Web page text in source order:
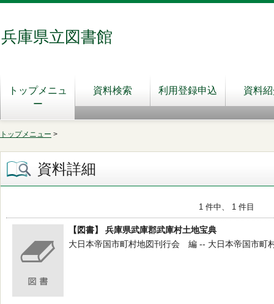
兵庫県立図書館
トップメニュ
ー
資料検索 利用登録申込 資料
トップメニュー >
資料詳細
1 件中、 1 件目
【図書】 兵庫県武庫郡武庫村土地宝典
大日本帝国市町村地図刊行会 編 -- 大日本帝国市町